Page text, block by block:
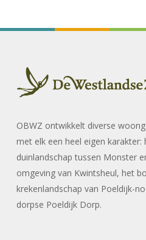
OBWZ ontwikkelt diverse
met elk een heel eigen karakter:
duinlandschap tussen Monster
omgeving van Kwintsheul, het
krekenlandschap van Poeldijk-
dorpse Poeldijk Dorp.